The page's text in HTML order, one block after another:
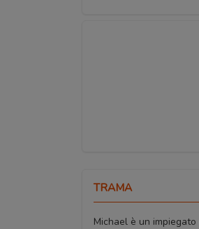
TRAMA
Michael è un